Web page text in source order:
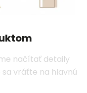
načítať detaily
vráťte na hlavnú